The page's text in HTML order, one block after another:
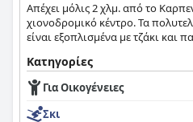
Απέχει μόλις 2 χλμ. από το
χιονοδρομικό κέντρο. Τα
είναι εξοπλισμένα με τζάκι και
Κατηγορίες
Για Οικογένειες
Σκι